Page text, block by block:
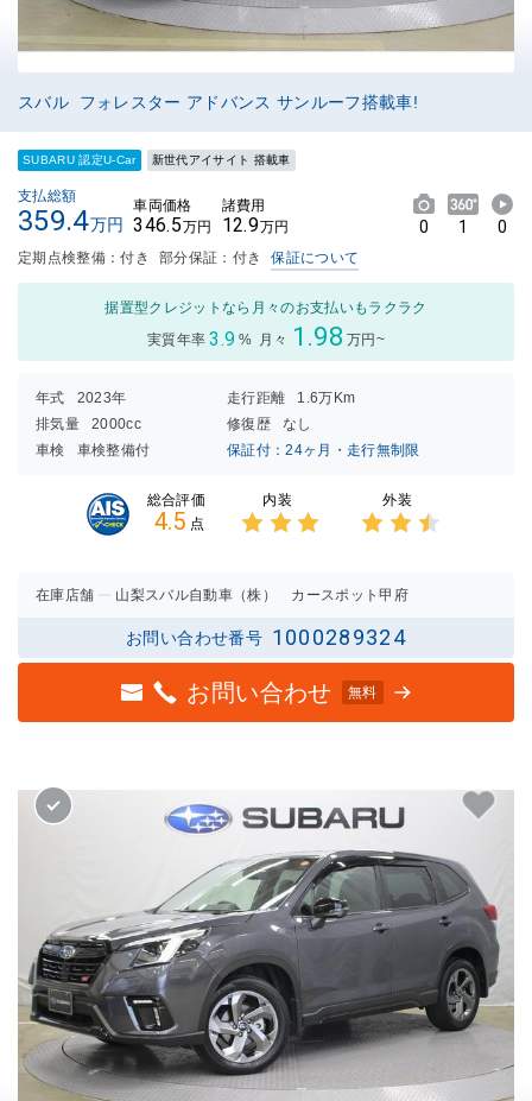
スバル フォレスター アドバンス サンルーフ搭載車!
SUBARU 認定U-Car 新世代アイサイト 搭載車
支払総額
359.4万円
車両価格
346.5万円
諸費用
12.9万円 0 1 0
定期点検整備：付き 部分保証：付き 保証について
据置型クレジットなら月々のお支払いもラクラク
実質年率 3.9 % 月々 1.98 万円~
年式 2023年 走行距離
1.6万Km
排気量
2000cc 修復歴
なし
車検
車検整備付 保証付：24ヶ月・走行無制限
総合評価
4.5 点
内装
評価
外装
の評価
在庫店舗 山梨スバル自動車（株） カースポット甲府
お問い合わせ番号 1000289324
お問い合わせ 無料